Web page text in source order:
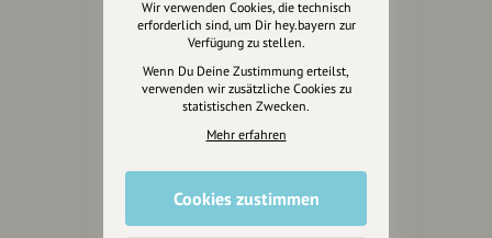
Wir unterstützen Euch
Fotografie & mehr
Marketing
Anakin Design
Wir verwenden Cookies, die technisch
erforderlich sind, um Dir hey.bayern zur
Verfügung zu stellen.
Wenn Du Deine Zustimmung erteilst,
verwenden wir zusätzliche Cookies zu
statistischen Zwecken.
Mehr erfahren
Cookies zustimmen